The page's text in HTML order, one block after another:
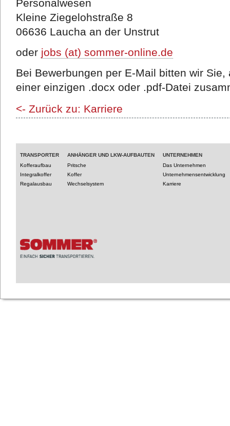
Personalwesen
Kleine Ziegelohstraße 8
06636 Laucha an der Unstrut
oder jobs (at) sommer-online.de
Bei Bewerbungen per E-Mail bitten wir
einer einzigen .docx oder .pdf-Datei
<- Zurück zu: Karriere
TRANSPORTER
Kofferaufbau
Integralkoffer
Regalausbau
ANHÄNGER UND LKW-AUFBAUTEN
Pritsche
Koffer
Wechselsystem
UNTERNEHMEN
Das Unternehmen
Unternehmensentwicklung
Karriere